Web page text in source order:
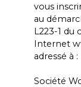
vous
au
L223-1 du
Internet
adressé à :
Société